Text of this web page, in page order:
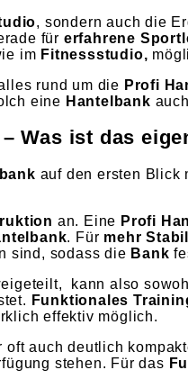
, sondern auch die
für erfahrene
im Fitnessstudio,
rund um die Profi
eine Hantelbank
Was ist das
auf den ersten Blick
an. Eine Profi
. Für mehr
sind, sodass die Bank
kann also
Funktionales
effektiv möglich.
oft auch deutlich
stehen. Für das